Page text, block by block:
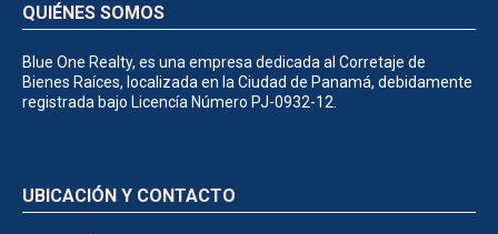
QUIÉNES SOMOS
Blue One Realty, es una empresa dedicada al Corretaje de
Bienes Raíces, localizada en la Ciudad de Panamá, debidamente
registrada bajo Licencía Número PJ-0932-12.
UBICACIÓN Y CONTACTO